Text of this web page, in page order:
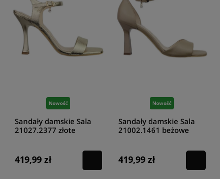
Nowość
Sandały damskie Sala
21027.2377 złote
419,99 zł
Nowość
Sandały damskie Sala
21002.1461 beżowe
419,99 zł